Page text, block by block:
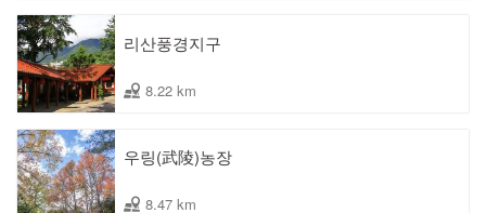
리산풍경지구
8.22 km
우링(武陵)농장
8.47 km